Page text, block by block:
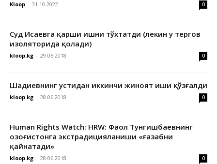
Kloop - 31.10.2022 0
Суд Исаевга қарши ишни тўхтатди (лекин у тергов
изоляторида қолади)
kloop.kg - 29.06.2018 0
Шадиевнинг устидан иккинчи жиноят иши қўзғалди
kloop.kg - 28.06.2018 0
Human Rights Watch: HRW: Фаол Тунгишбаевнинг
Қозоғистонга экстрадицияланиши «ғазабни
қайнатади»
kloop.kg - 28.06.2018 0